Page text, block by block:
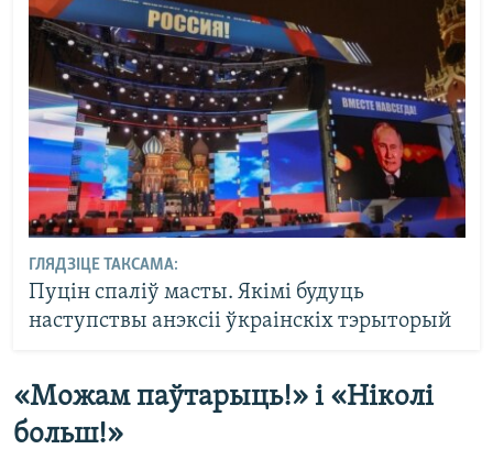
ГЛЯДЗІЦЕ ТАКСАМА:
Пуцін спаліў масты. Якімі будуць
наступствы анэксіі ўкраінскіх тэрыторый
«Можам паўтарыць!» і «Ніколі
больш!»